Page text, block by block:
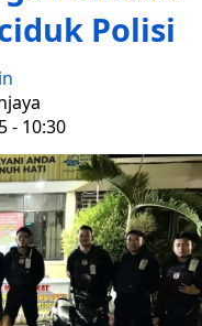
Polisi
- 10:30